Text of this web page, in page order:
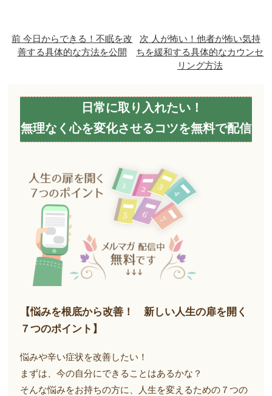
前 今日からできる！不眠を改
善する具体的な方法を公開
次 人が怖い！他者が怖い気持
ちを緩和する具体的なカウンセ
リング方法
日常に取り入れたい！
無理なく心を変化させるコツを無料で配信
【悩みを根底から改善！ 新しい人生の扉を開く
７つのポイント】
悩みや辛い症状を改善したい！
まずは、今の自分にできることはあるかな？
そんな悩みをお持ちの方に、人生を変えるための７つの